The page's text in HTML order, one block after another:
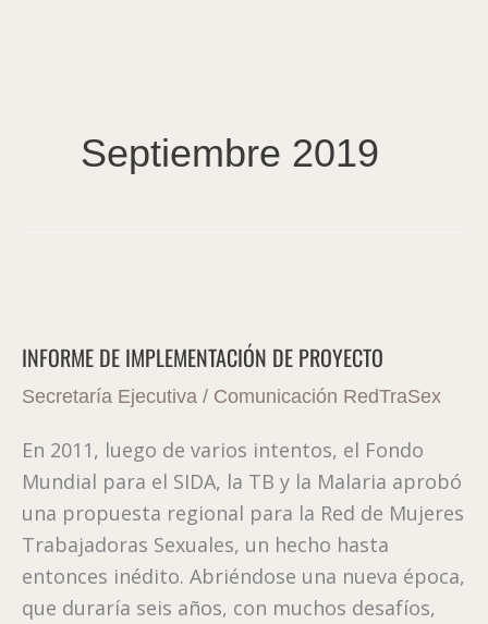
Septiembre 2019
INFORME DE IMPLEMENTACIÓN DE PROYECTO
Secretaría Ejecutiva / Comunicación RedTraSex
En 2011, luego de varios intentos, el Fondo
Mundial para el SIDA, la TB y la Malaria aprobó
una propuesta regional para la Red de Mujeres
Trabajadoras Sexuales, un hecho hasta
entonces inédito. Abriéndose una nueva época,
que duraría seis años, con muchos desafíos,
IMPLEMENTACIÓN
DE